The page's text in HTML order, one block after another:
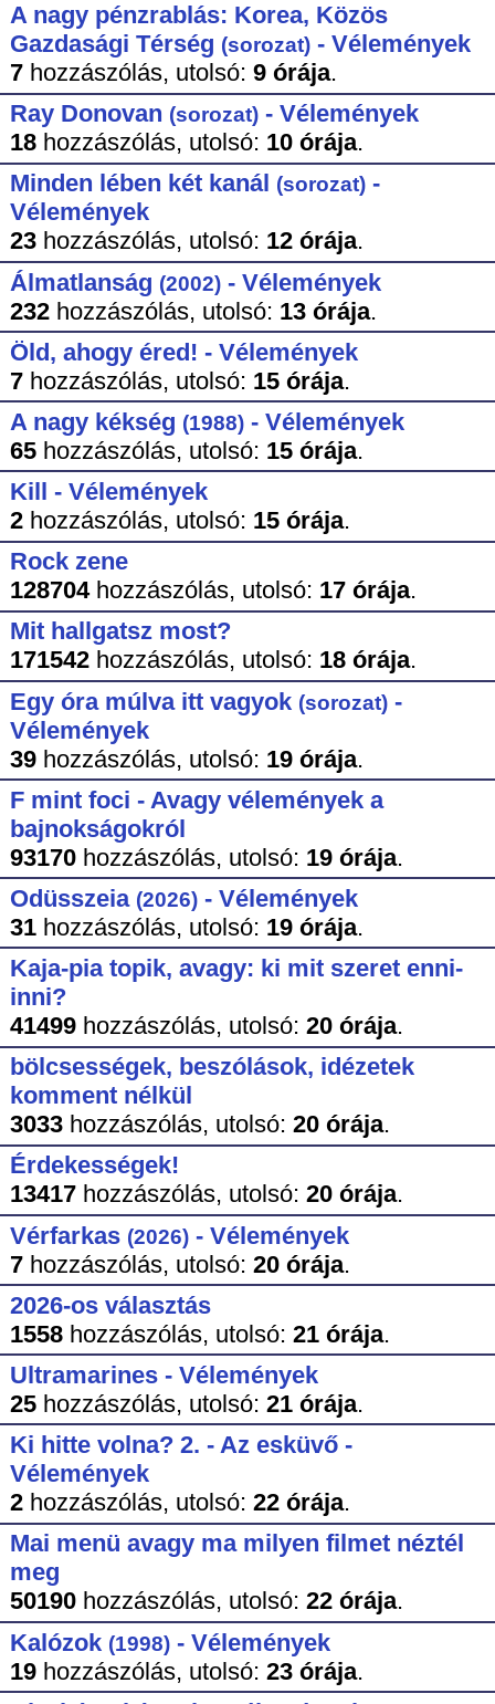
A nagy pénzrablás: Korea, Közös
Gazdasági Térség (sorozat)- Vélemények
7hozzászólás, utolsó: 9 órája.
Ray Donovan (sorozat)- Vélemények
18hozzászólás, utolsó: 10 órája.
Minden lében két kanál (sorozat)-
Vélemények
23hozzászólás, utolsó: 12 órája.
Álmatlanság (2002)- Vélemények
232hozzászólás, utolsó: 13 órája.
Öld, ahogy éred! - Vélemények
7hozzászólás, utolsó: 15 órája.
A nagy kékség (1988)- Vélemények
65hozzászólás, utolsó: 15 órája.
Kill - Vélemények
2hozzászólás, utolsó: 15 órája.
Rock zene
128704hozzászólás, utolsó: 17 órája.
Mit hallgatsz most?
171542hozzászólás, utolsó: 18 órája.
Egy óra múlva itt vagyok (sorozat)-
Vélemények
39hozzászólás, utolsó: 19 órája.
F mint foci - Avagy vélemények a
bajnokságokról
93170hozzászólás, utolsó: 19 órája.
Odüsszeia (2026)- Vélemények
31hozzászólás, utolsó: 19 órája.
Kaja-pia topik, avagy: ki mit szeret enni-
inni?
41499hozzászólás, utolsó: 20 órája.
bölcsességek, beszólások, idézetek
komment nélkül
3033hozzászólás, utolsó: 20 órája.
Érdekességek!
13417hozzászólás, utolsó: 20 órája.
Vérfarkas (2026)- Vélemények
7hozzászólás, utolsó: 20 órája.
2026-os választás
1558hozzászólás, utolsó: 21 órája.
Ultramarines - Vélemények
25hozzászólás, utolsó: 21 órája.
Ki hitte volna? 2. - Az esküvő -
Vélemények
2hozzászólás, utolsó: 22 órája.
Mai menü avagy ma milyen filmet néztél
meg
50190hozzászólás, utolsó: 22 órája.
Kalózok (1998)- Vélemények
19hozzászólás, utolsó: 23 órája.